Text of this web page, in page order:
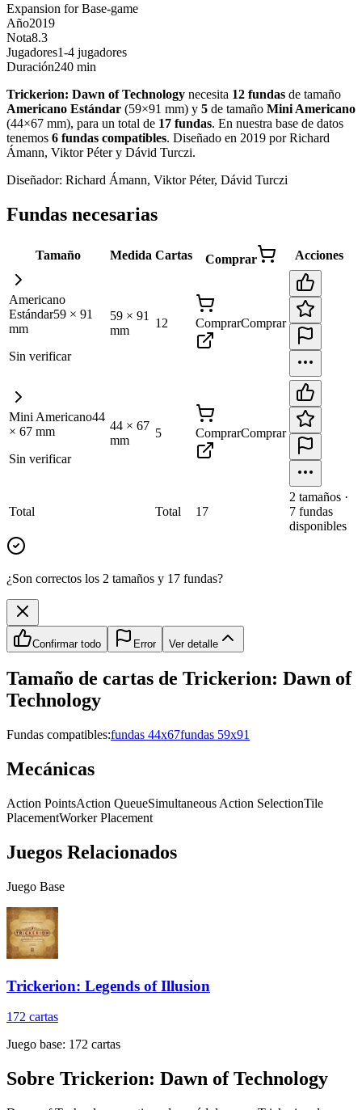
Expansion for Base-game
Año2019
Nota8.3
Jugadores1-4 jugadores
Duración240 min
Trickerion: Dawn of Technology necesita 12 fundas de tamaño
Americano Estándar (59×91 mm) y 5 de tamaño Mini Americano
(44×67 mm), para un total de 17 fundas. En nuestra base de datos
tenemos 6 fundas compatibles. Diseñado en 2019 por Richard
Ámann, Viktor Péter y Dávid Turczi.
Diseñador: Richard Ámann, Viktor Péter, Dávid Turczi
Fundas necesarias
Tamaño Medida Cartas Comprar Acciones
Americano
Estándar59 × 91
mm
Sin verificar
59 × 91
mm
12 ComprarComprar
Mini Americano44
× 67 mm
Sin verificar
44 × 67
mm
5 ComprarComprar
Total Total 17
2 tamaños ·
7 fundas
disponibles
¿Son correctos los 2 tamaños y 17 fundas?
Confirmar todo Error Ver detalle
Tamaño de cartas de Trickerion: Dawn of
Technology
Fundas compatibles:fundas 44x67fundas 59x91
Mecánicas
Action PointsAction QueueSimultaneous Action SelectionTile
PlacementWorker Placement
Juegos Relacionados
Juego Base
Trickerion: Legends of Illusion
172 cartas
Juego base: 172 cartas
Sobre Trickerion: Dawn of Technology